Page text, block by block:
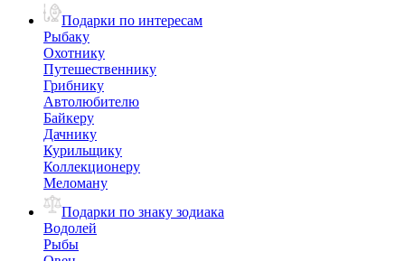
Подарки по интересам
Рыбаку
Охотнику
Путешественнику
Грибнику
Автолюбителю
Байкеру
Дачнику
Курильщику
Коллекционеру
Меломану
Подарки по знаку зодиака
Водолей
Рыбы